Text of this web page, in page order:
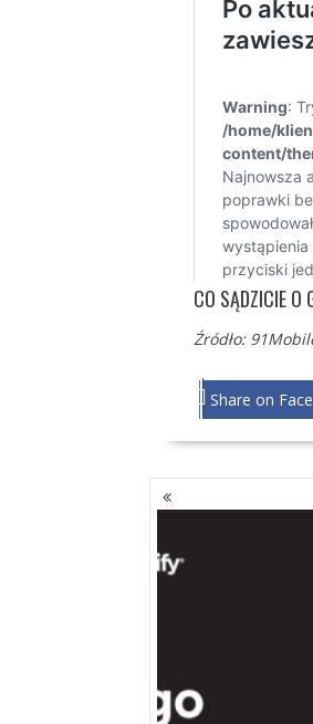
CO SĄDZICIE O
Źródło:
Share on
NAWIGACJA
PO